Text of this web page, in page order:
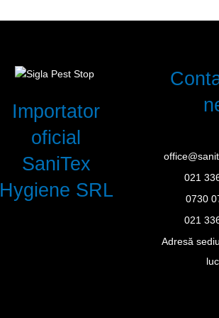
Importator
oficial
SaniTex
Hygiene SRL
021
0730
021
Adresă